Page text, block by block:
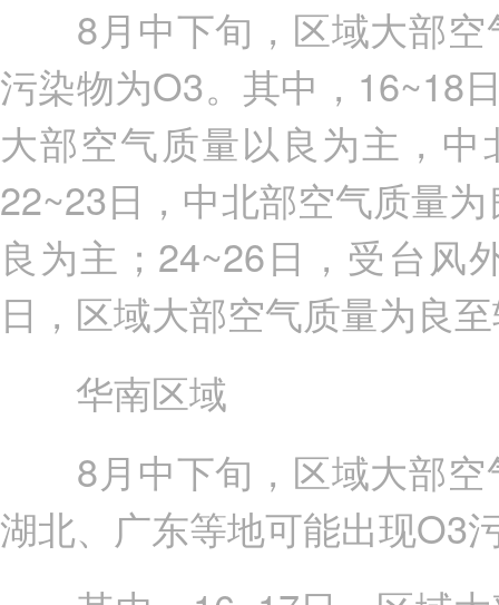
8月中下旬，区域大部空
污染物为O3。其中，16~18
大部空气质量以良为主，
22~23日，中北部空气质量
良为主；24~26日，受台风
日，区域大部空气质量为良
华南区域
8月中下旬，区域大部空
湖北、广东等地可能出现O3